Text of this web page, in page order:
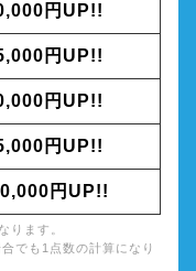
円UP!!
円UP!!
円UP!!
円UP!!
円UP!!
ります。
でも1点数の計算になり